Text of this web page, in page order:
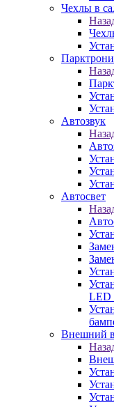
Чехлы в
Автозвук
Автосвет
LED
Внешний